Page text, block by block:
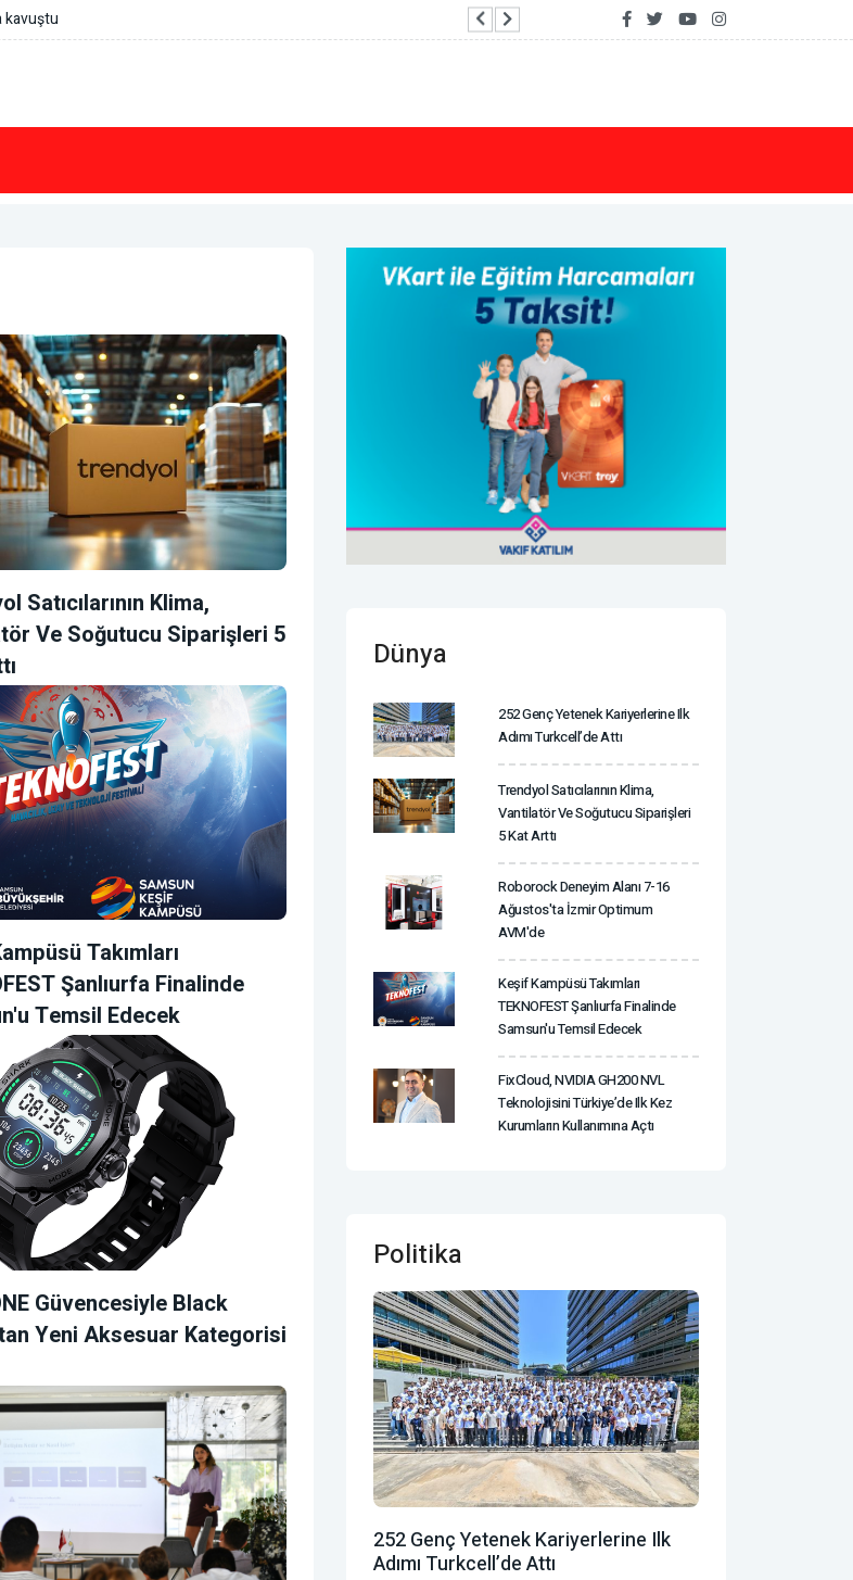
kavuştu Uraloğlu: Kayseri’nin üretim ve ticaret gücünü
Satıcılarının Klima,
‎ve Soğutucu Siparişleri 5
Takımları
Şanlıurfa Finalinde
Temsil Edecek
Güvencesiyle Black
Yeni Aksesuar Kategorisi
Dünya
252 Genç Yetenek Kariyerlerine Ilk
Adımı Turkcell’de Attı
Trendyol Satıcılarının Klima,
Vantilatör ‎ve Soğutucu Siparişleri
5 Kat Arttı
Roborock Deneyim Alanı 7-16
Ağustos'ta İzmir Optimum
AVM'de
Keşif Kampüsü Takımları
TEKNOFEST Şanlıurfa Finalinde
Samsun'u Temsil Edecek
FixCloud, NVIDIA GH200 NVL
Teknolojisini Türkiye’de Ilk Kez
Kurumların Kullanımına Açtı
Politika
252 Genç Yetenek Kariyerlerine Ilk
Adımı Turkcell’de Attı